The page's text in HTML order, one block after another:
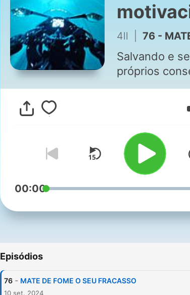
4ll
4ll 76 - MATE DE
Salvando e
próprios
00:00
Episódios
76 - MATE DE FOME O SEU FRACASSO
10 set. 2024